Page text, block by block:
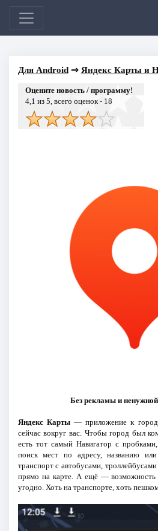
Для Android⇒ Яндекс Карты и
Оцените новость / программу!
4,1 из 5, всего оценок - 18
Без рекламы и
Яндекс Карты— приложение к
сейчас вокруг вас. Чтобы город был
есть тот самый Навигатор с
поиск мест по адресу, названию
транспорт с автобусами,
прямо на карте. А ещё —
угодно. Хоть на транспорте, хоть